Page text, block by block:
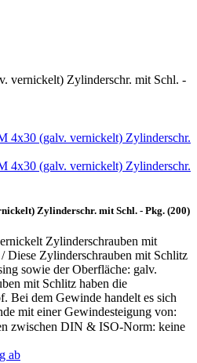
vernickelt) Zylinderschr. mit Schl. -
Zylinderschr. mit Schl. - Pkg. (200)
Zylinderschrauben mit
Diese Zylinderschrauben mit Schlitz
sowie der Oberfläche: galv.
mit Schlitz haben die
Bei dem Gewinde handelt es sich
mit einer Gewindesteigung von:
zwischen DIN & ISO-Norm: keine
ab